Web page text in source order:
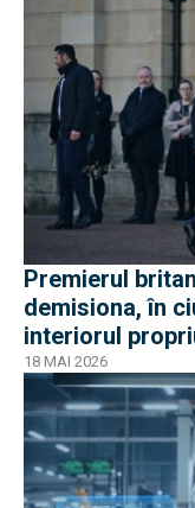
Premierul
demisiona, în
interiorul
18 MAI 2026